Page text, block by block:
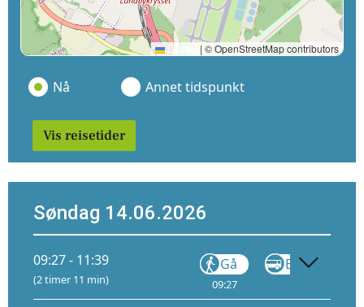
Leaflet | © OpenStreetMap contributors
Nå Annet tidspunkt
Vis reisetider
Søndag 14.06.2026
09:27 - 11:39
(2 timer 11 min)
Gå
09:27
Buss